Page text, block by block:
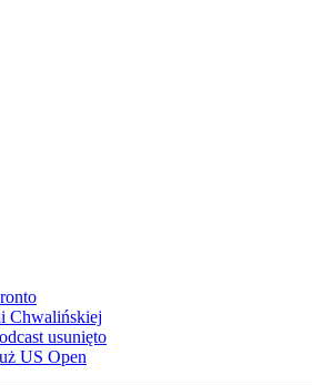
Chwalińskiej
usunięto
US Open